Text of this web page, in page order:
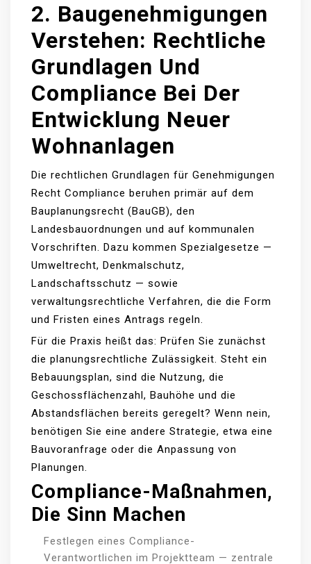
2. Baugenehmigungen
Verstehen: Rechtliche
Grundlagen Und
Compliance Bei Der
Entwicklung Neuer
Wohnanlagen
Die rechtlichen Grundlagen für Genehmigungen
Recht Compliance beruhen primär auf dem
Bauplanungsrecht (BauGB), den
Landesbauordnungen und auf kommunalen
Vorschriften. Dazu kommen Spezialgesetze —
Umweltrecht, Denkmalschutz,
Landschaftsschutz — sowie
verwaltungsrechtliche Verfahren, die die Form
und Fristen eines Antrags regeln.
Für die Praxis heißt das: Prüfen Sie zunächst
die planungsrechtliche Zulässigkeit. Steht ein
Bebauungsplan, sind die Nutzung, die
Geschossflächenzahl, Bauhöhe und die
Abstandsflächen bereits geregelt? Wenn nein,
benötigen Sie eine andere Strategie, etwa eine
Bauvoranfrage oder die Anpassung von
Planungen.
Compliance-Maßnahmen,
Die Sinn Machen
Festlegen eines Compliance-
Verantwortlichen im Projektteam — zentrale